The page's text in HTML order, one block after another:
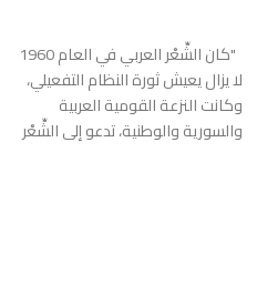
"كان الشِّعْر العربي في العام 1960
لا يزال يعيش ثورة النظام التفعيلي،
وكانت النزعة القومية العربية
والسورية والوطنية، تدعو إلى الشِّعْر